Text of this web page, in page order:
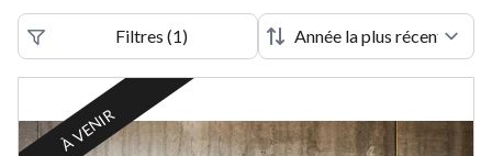
Filtres (1)
À VENIR